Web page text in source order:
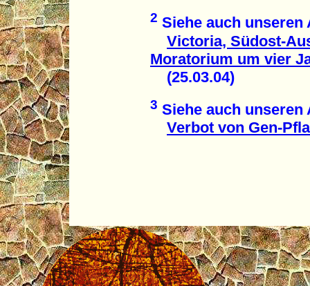
2 Siehe auch unseren
Victoria, Südost-
Moratorium um vier
(25.03.04)
3 Siehe auch unseren
Verbot von Gen-